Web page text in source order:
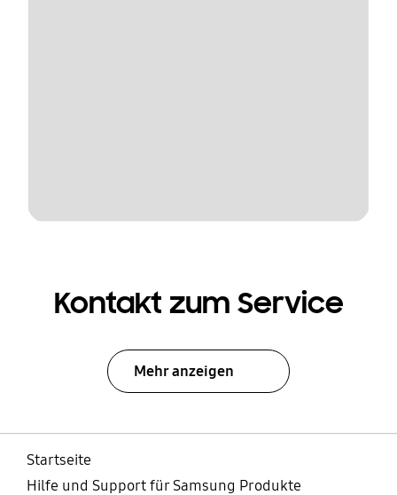
Kontakt zum Service
Mehr anzeigen
Startseite
Hilfe und Support für Samsung Produkte